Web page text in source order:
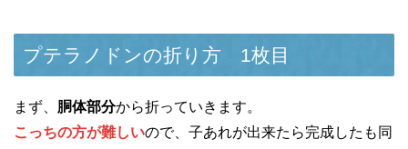
プテラノドンの折り方 1枚目
まず、 胴体部分から折っていきます。
こっちの方が難しいので、子あれが出来たら完成したも同